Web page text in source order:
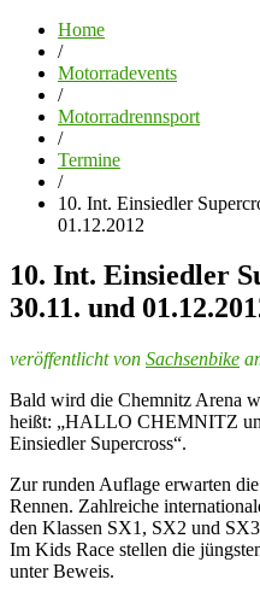
Home
/
Motorradevents
/
Motorradrennsport
/
Termine
/
10. Int. Einsiedler
01.12.2012
10. Int. Einsiedler
30.11. und
veröffentlicht von Sachsenbike
Bald wird die Chemnitz Arena
heißt: „HALLO CHEMNITZ
Einsiedler Supercross“.
Zur runden Auflage erwarten
Rennen. Zahlreiche
den Klassen SX1, SX2 und
Im Kids Race stellen die
unter Beweis.